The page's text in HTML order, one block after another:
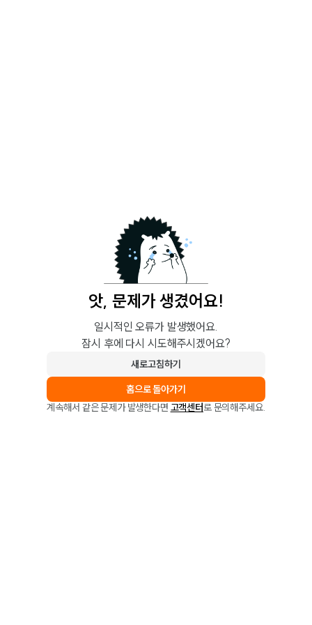
앗, 문제가 생겼어요!
일시적인 오류가 발생했어요.
잠시 후에 다시 시도해주시겠어요?
새로고침하기
홈으로 돌아가기
계속해서 같은 문제가 발생한다면 고객센터로 문의해주세요.